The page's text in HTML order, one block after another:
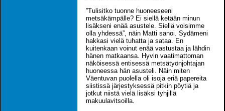
”Tulisitko tuonne huoneeseeni
metsäkämpälle? Ei siellä ketään minun
lisäkseni enää asustele. Siellä voisimme
olla yhdessä”, näin Matti sanoi. Sydämeni
hakkasi vielä tuhatta ja sataa. En
kuitenkaan voinut enää vastustaa ja lähdin
hänen matkaansa. Hyvin vaatimattoman
näköisessä entisessä metsätyönjohtajan
huoneessa hän asusteli. Näin miten
Väentuvan puolella oli isoja eriä papereita
siistissä järjestyksessä pitkin pöytiä ja
jotkut niistä vielä lisäksi tyhjillä
makuulavitsoilla.